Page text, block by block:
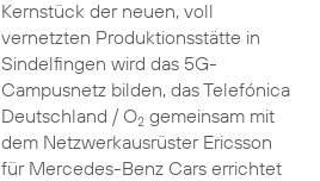
Kernstück der neuen, voll
vernetzten Produktionsstätte in
Sindelfingen wird das 5G-
Campusnetz bilden, das Telefónica
Deutschland / O2gemeinsam mit
dem Netzwerkausrüster Ericsson
für Mercedes-Benz Cars errichtet